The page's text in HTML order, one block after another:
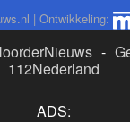
| Ontwikkeling:
-
112Nederland
ADS: